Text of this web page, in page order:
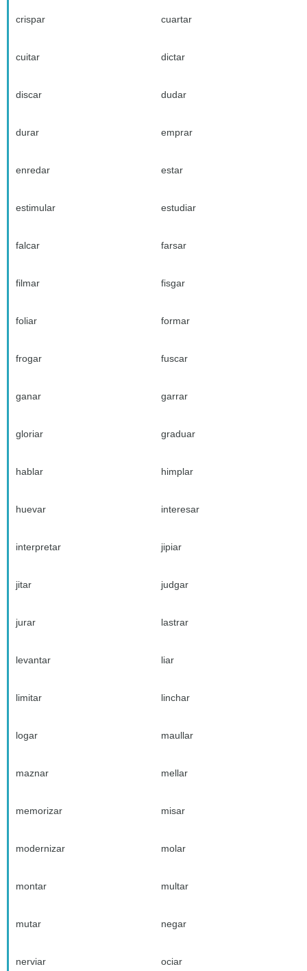
crispar cuartar
cuitar dictar
discar dudar
durar emprar
enredar estar
estimular estudiar
falcar farsar
filmar fisgar
foliar formar
frogar fuscar
ganar garrar
gloriar graduar
hablar himplar
huevar interesar
interpretar jipiar
jitar judgar
jurar lastrar
levantar liar
limitar linchar
logar maullar
maznar mellar
memorizar misar
modernizar molar
montar multar
mutar negar
nerviar ociar